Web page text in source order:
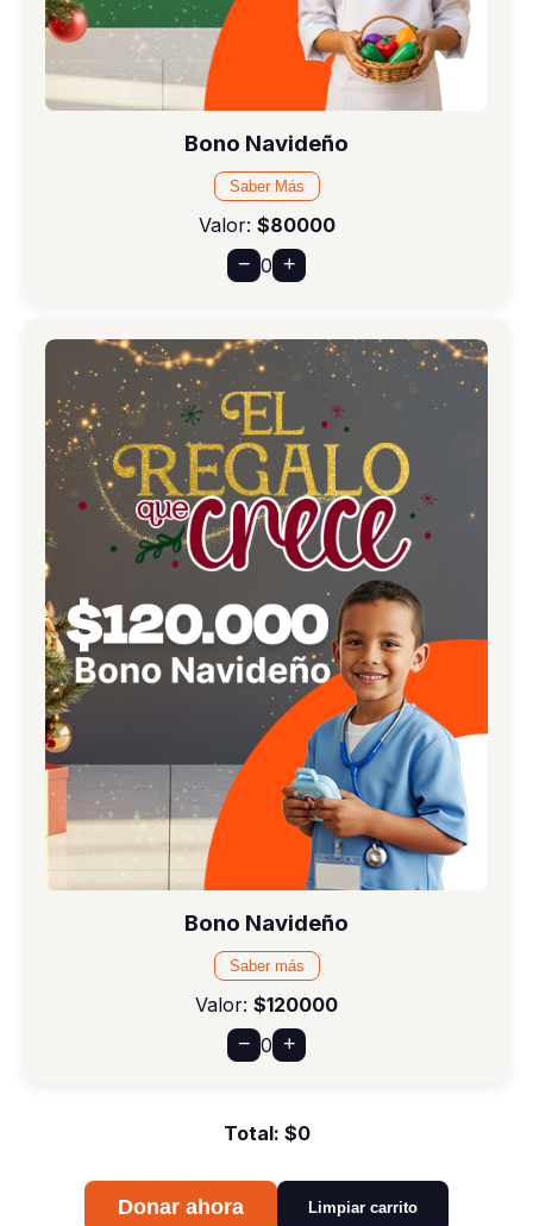
Bono Navideño
Saber Más
Valor: $80000
− 0 +
Bono Navideño
Saber más
Valor: $120000
− 0 +
Total: $0
Donar ahora Limpiar carrito